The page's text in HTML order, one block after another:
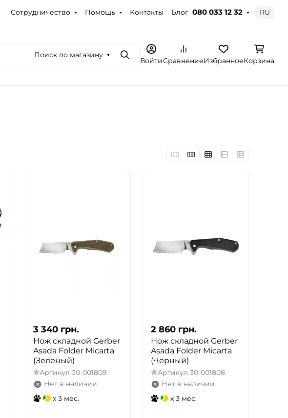
Сотрудничество Помощь Контакты Блог 080 033 12 32 RU
Поиск по магазину
ПоискВойтиСравнениеИзбранноеКорзина
3 340 грн.
Нож складной Gerber
Asada Folder Micarta
(Зеленый)
Артикул 30-001809
Нет в наличии
x 3 мес.
2 860 грн.
Нож складной Gerber
Asada Folder Micarta
(Черный)
Артикул 30-001808
Нет в наличии
x 3 мес.